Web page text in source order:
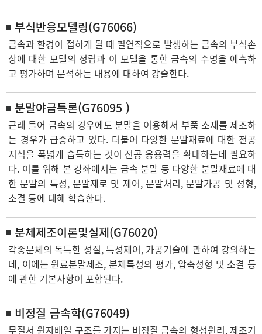
부식반응모델링(G76066)
금속과 환경이 접하게 될 때 필연적으로 발생하는 금속의 부식손
상에 대한 모델의 정립과 이 모델을 통한 금속의 수명을 예측하
고 평가하며 분석하는 내용에 대하여 강술한다.
분말야금특론(G76095 )
근래 들어 금속의 경우에도 분말을 이용해서 부품 소재를 제조하
는 경우가 급증하고 있다. 더불어 다양한 분말재료에 대한 전공
지식을 폭넓게 습득하는 것이 전공 응용력을 확대하는데 필요하
다. 이를 위해 본 강좌에서는 금속 분말 등 다양한 분말재료에 대
한 분말의 특성, 분말제로 및 제어, 분말처리, 분말가공 및 성형,
소결 등에 대해 학습한다.
분체제조이론및실제(G76020)
각종분체의 독특한 성질, 특성제어, 가공기술에 관하여 강의하는
데, 이에는 원료분말제조, 분체특성의 평가, 압축성형 및 소결 등
에 관한 기본사항이 포함된다.
비정질 금속학(G76049)
무질서 원자배열 구조를 가지는 비정질 금속의 형성원리, 제조기